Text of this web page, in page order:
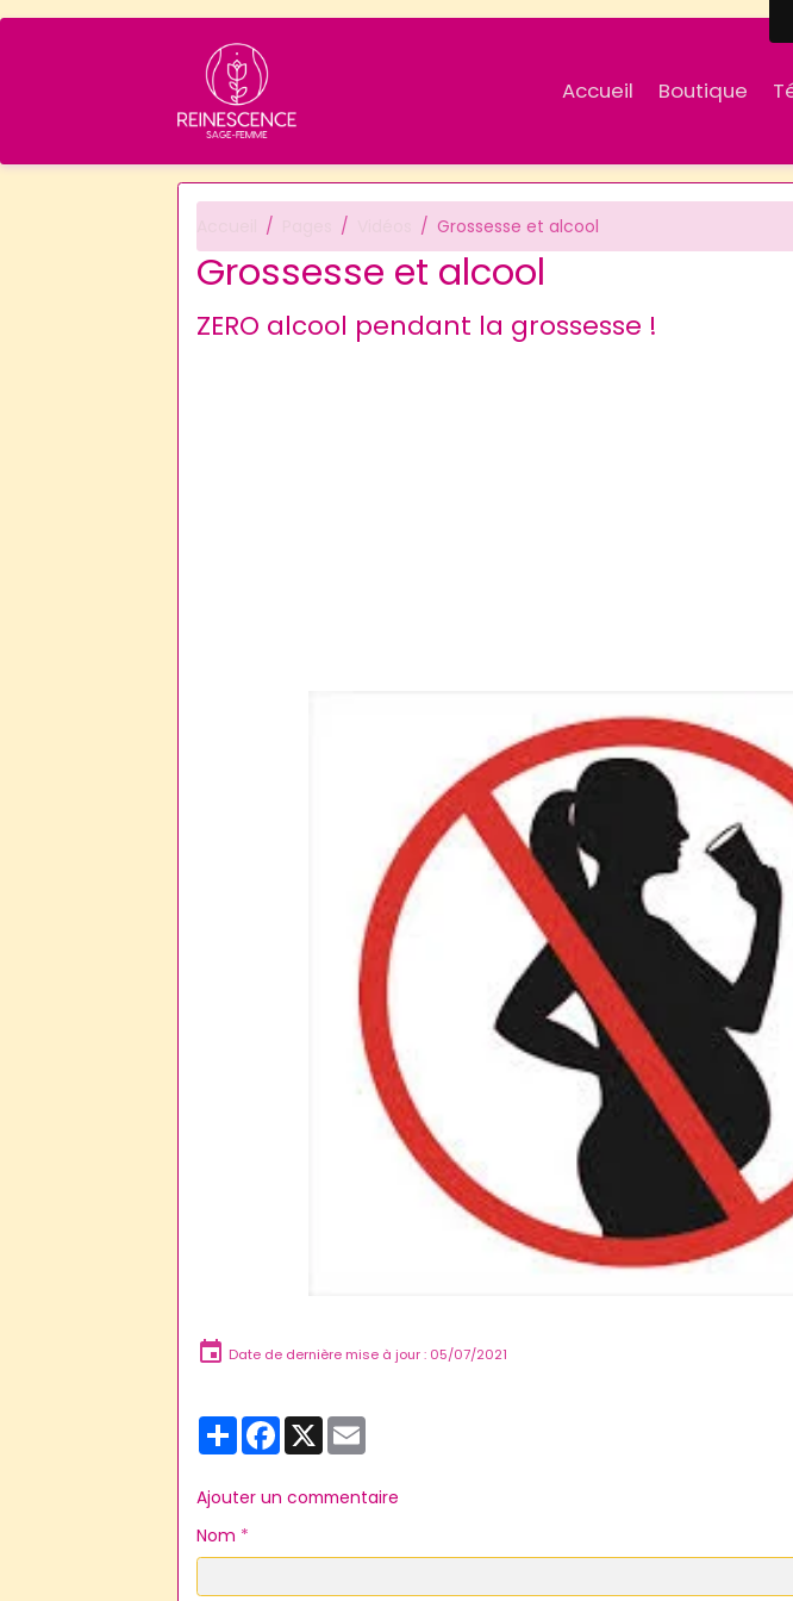
Accueil Boutique
Grossesse et alcool
Grossesse et alcool
ZERO alcool pendant la grossesse !
Date de dernière mise à jour : 05/07/2021
PartagerFacebook
X
Ajouter un commentaire
Nom